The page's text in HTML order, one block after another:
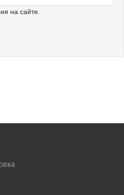
на сайте.